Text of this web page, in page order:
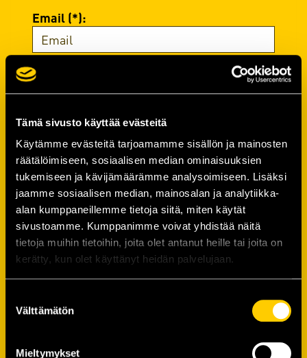
Tämä sivusto käyttää evästeitä
Käytämme evästeitä tarjoamamme sisällön ja mainosten
räätälöimiseen, sosiaalisen median ominaisuuksien
tukemiseen ja kävijämäärämme analysoimiseen. Lisäksi
jaamme sosiaalisen median, mainosalan ja analytiikka-
alan kumppaneillemme tietoja siitä, miten käytät
sivustoamme. Kumppanimme voivat yhdistää näitä
tietoja muihin tietoihin, joita olet antanut heille tai joita on
kerätty, kun olet käyttänyt heidän palvelujaan.
valinta
Välttämätön
Mieltymykset
Email (*):
Password
Password (*):
Confirm password (*):
Contact information